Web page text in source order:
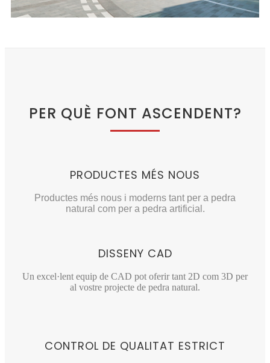
PER QUÈ FONT ASCENDENT?
PRODUCTES MÉS NOUS
Productes més nous i moderns tant per a pedra
natural com per a pedra artificial.
DISSENY CAD
Un excel·lent equip de CAD pot oferir tant 2D com 3D per
al vostre projecte de pedra natural.
CONTROL DE QUALITAT ESTRICT